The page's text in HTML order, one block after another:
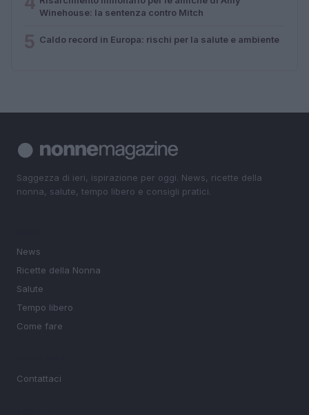
Winehouse: la sentenza contro Mitch
Caldo record in Europa: rischi per la salute e ambiente
Saggezza di ieri, ispirazione per oggi. News, ricette della
nonna, salute, tempo libero e consigli pratici.
News
Ricette della Nonna
Salute
Tempo libero
Come fare
Contattaci